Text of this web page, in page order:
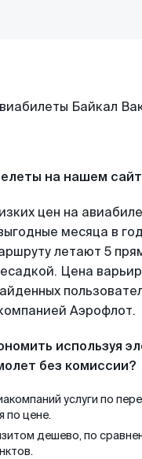
на нашем
цен на
месяца в
летают 5
Цена
Аэрофлот.
используя
без комиссии?
услуги по
по цене.
дешево, по